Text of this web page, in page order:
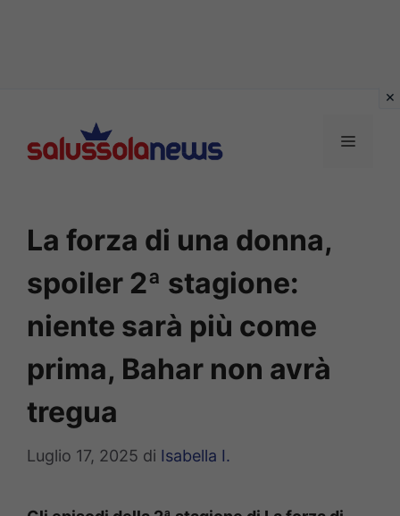
contenuto
MENU
La forza di una donna,
spoiler 2ª stagione:
niente sarà più come
prima, Bahar non avrà
tregua
Luglio 17, 2025 di Isabella I.